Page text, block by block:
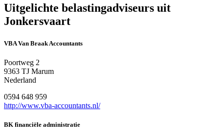
Uitgelichte belastingadviseurs uit
Jonkersvaart
VBA Van Braak Accountants
Poortweg 2
9363 TJ Marum
Nederland
0594 648 959
http://www.vba-accountants.nl/
BK financiële administratie